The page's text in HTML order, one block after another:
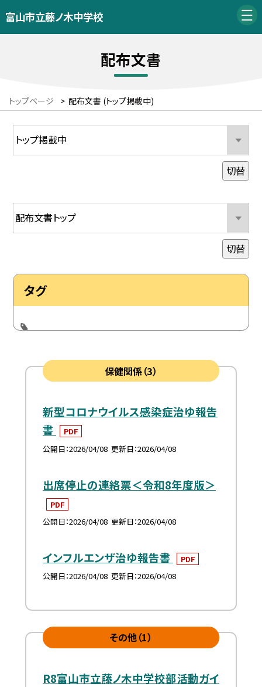
富山市立藤ノ木中学校
配布文書
トップページ > 配布文書 (トップ掲載中)
切替
切替
タグ
保健関係（3）
新型コロナウイルス感染症治ゆ報告
書
PDF
公開日 2026/04/08 更新日 2026/04/08
出席停止の連絡票＜令和8年度版＞
PDF
公開日 2026/04/08 更新日 2026/04/08
インフルエンザ治ゆ報告書
PDF
公開日 2026/04/08 更新日 2026/04/08
その他（1）
R8富山市立藤ノ木中学校部活動ガイ